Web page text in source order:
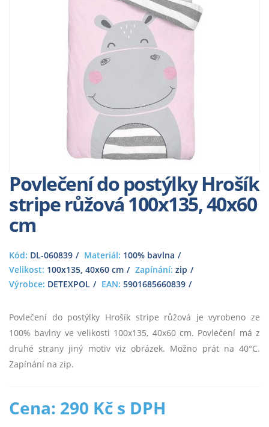
Povlečení do postýlky Hrošík
stripe růžová 100x135, 40x60
cm
Kód: DL-060839 Materiál: 100% bavlna
Velikost: 100x135, 40x60 cm Zapínání: zip
Výrobce: DETEXPOL EAN: 5901685660839
Povlečení do postýlky Hrošík stripe růžová je vyrobeno ze
100% bavlny ve velikosti 100x135, 40x60 cm. Povlečení má z
druhé strany jiný motiv viz obrázek. Možno prát na 40°C.
Zapínání na zip.
Cena: 290 Kč s DPH